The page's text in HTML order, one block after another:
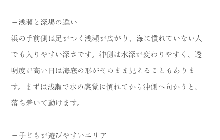
－浅瀬と深場の違い
浜の手前側は足がつく浅瀬が広がり、海に慣れていない人
でも入りやすい深さです。沖側は水深が変わりやすく、透
明度が高い日は海底の形がそのまま見えることもありま
す。まずは浅瀬で水の感覚に慣れてから沖側へ向かうと、
落ち着いて動けます。
－子どもが遊びやすいエリア